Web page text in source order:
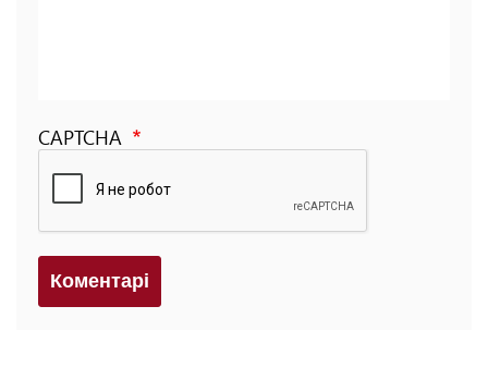
CAPTCHA
Коментарi